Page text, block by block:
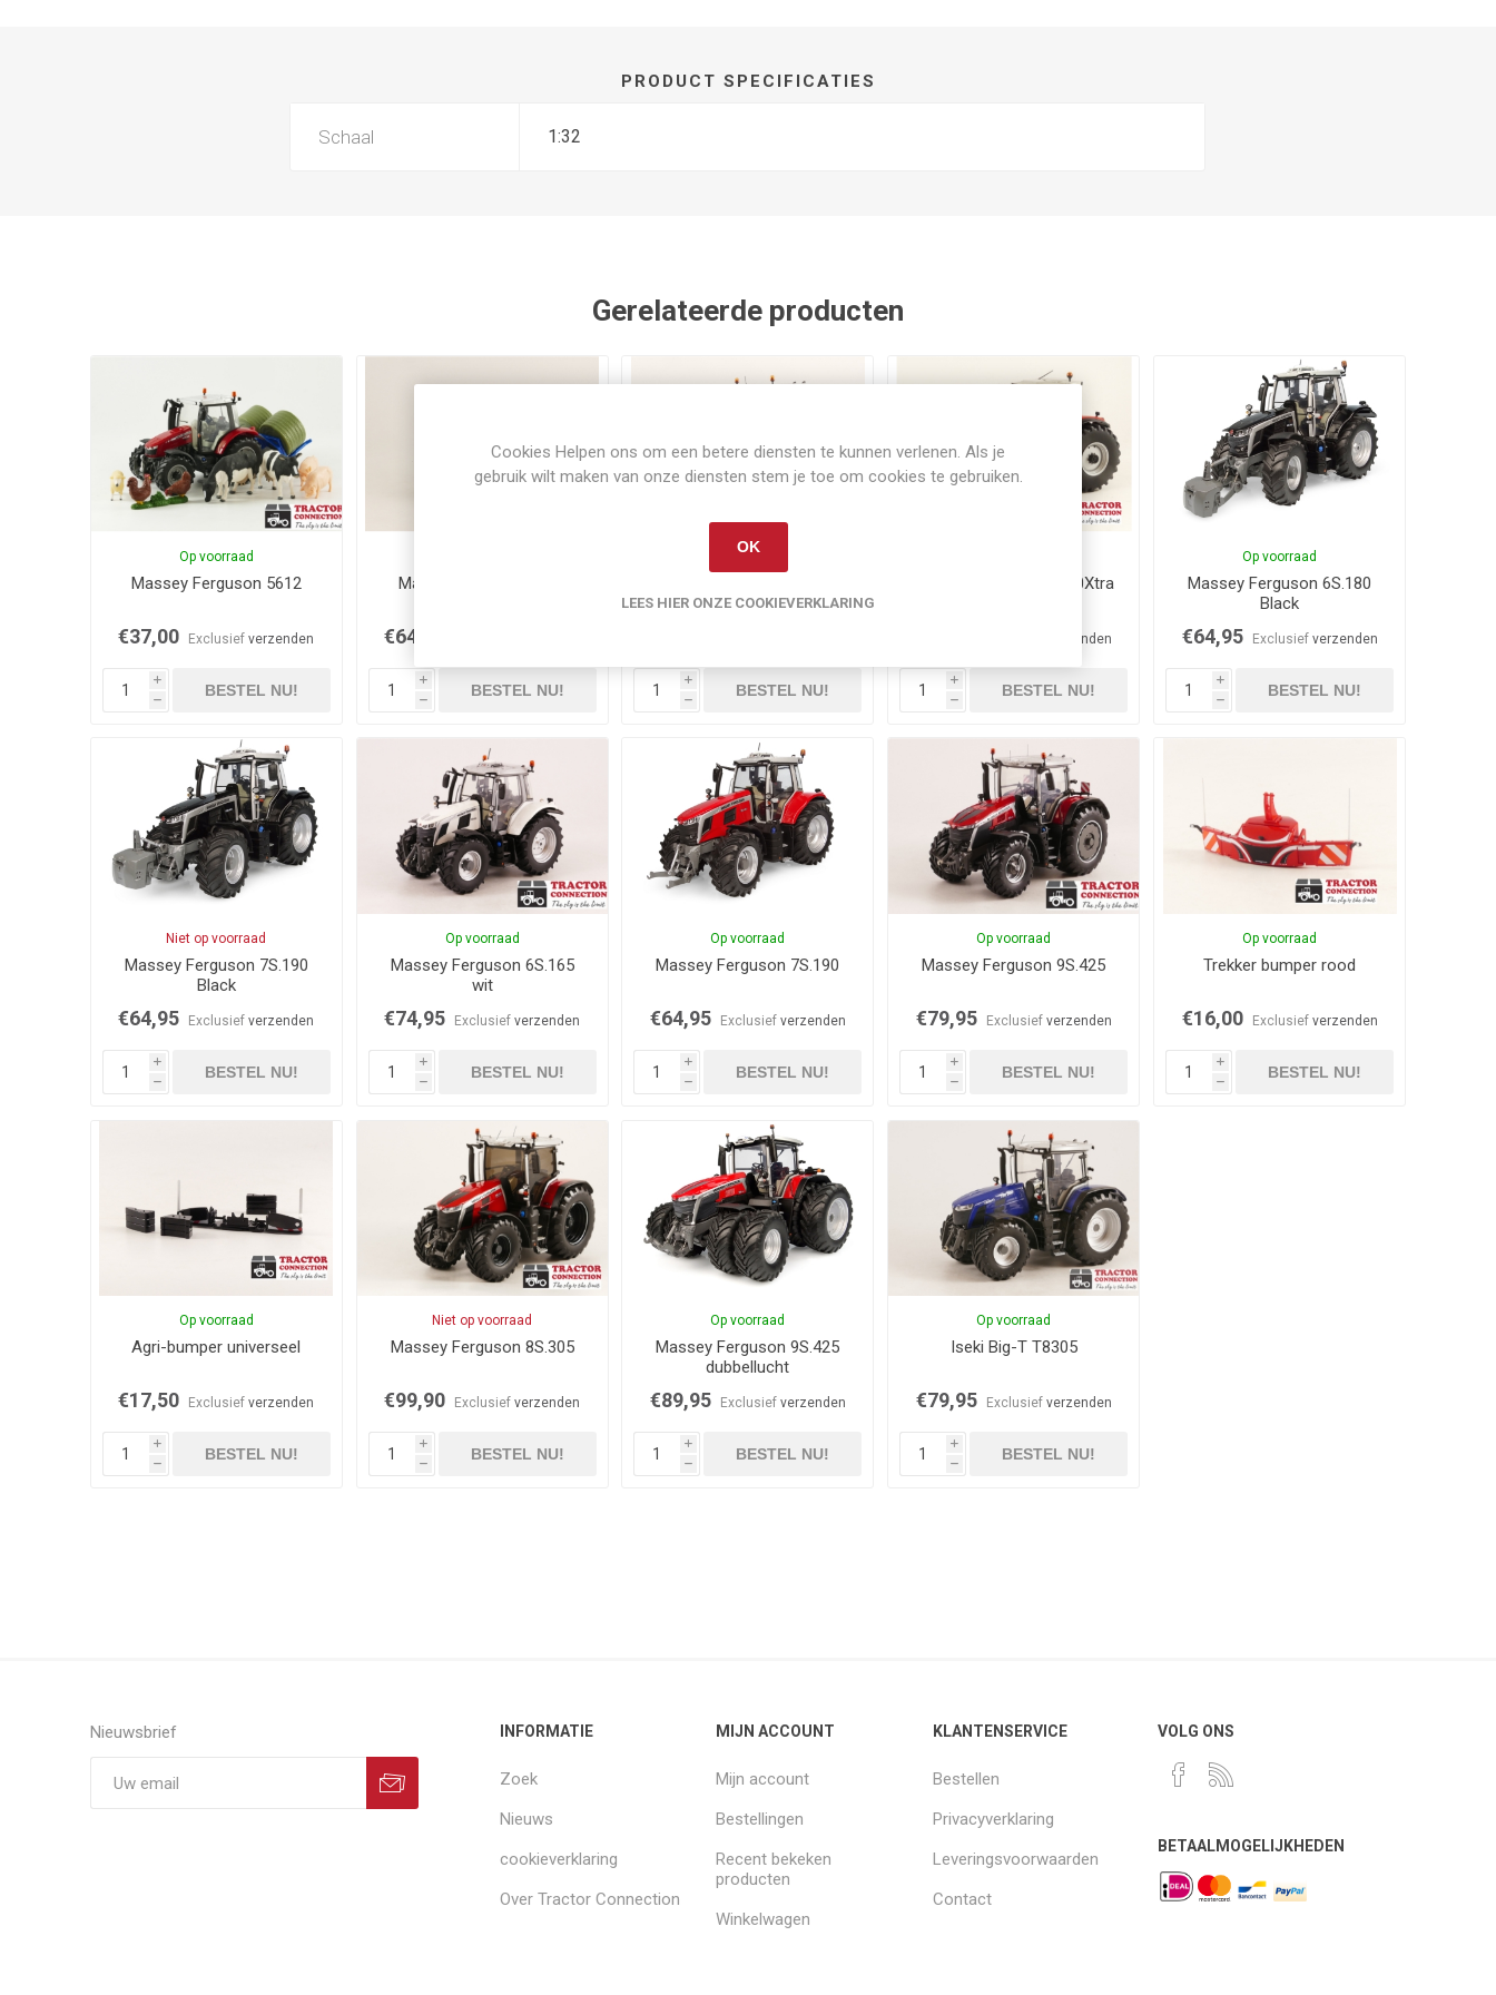
PRODUCT SPECIFICATIES
Schaal 1:32
Gerelateerde producten
Op voorraad
Massey Ferguson 5612
€37,00 Exclusiefverzenden
i
h
BESTEL NU!
Massey Ferguson Next
€64,50
i
h
BESTEL NU!
Op voorraad
i
h
BESTEL NU!
Massey Ferguson 8260Xtra
verzenden
i
h
BESTEL NU!
Op voorraad
Massey Ferguson 6S.180
Black
€64,95 Exclusief verzenden
i
h
BESTEL NU!
Niet op voorraad
Massey Ferguson 7S.190
Black
€64,95 Exclusiefverzenden
i
h
BESTEL NU!
Op voorraad
Massey Ferguson 6S.165
wit
€74,95 Exclusiefverzenden
i
h
BESTEL NU!
Op voorraad
Massey Ferguson 7S.190
€64,95 Exclusief verzenden
i
h
BESTEL NU!
Op voorraad
Massey Ferguson 9S.425
€79,95 Exclusief verzenden
i
h
BESTEL NU!
Op voorraad
Trekker bumper rood
€16,00 Exclusief verzenden
i
h
BESTEL NU!
Op voorraad
Agri-bumper universeel
€17,50 Exclusiefverzenden
i
h
BESTEL NU!
Niet op voorraad
Massey Ferguson 8S.305
€99,90 Exclusiefverzenden
i
h
BESTEL NU!
Op voorraad
Massey Ferguson 9S.425
dubbellucht
€89,95 Exclusief verzenden
i
h
BESTEL NU!
Op voorraad
Iseki Big-T T8305
€79,95 Exclusief verzenden
i
h
BESTEL NU!
Nieuwsbrief INFORMATIE
Zoek
Nieuws
cookieverklaring
Over Tractor Connection
MIJN ACCOUNT
Mijn account
Bestellingen
Recent bekeken
producten
Winkelwagen
KLANTENSERVICE
Bestellen
Privacyverklaring
Leveringsvoorwaarden
Contact
VOLG ONS
BETAALMOGELIJKHEDEN
Cookies Helpen ons om een betere diensten te kunnen verlenen. Als je
gebruik wilt maken van onze diensten stem je toe om cookies te gebruiken.
OK
LEES HIER ONZE COOKIEVERKLARING